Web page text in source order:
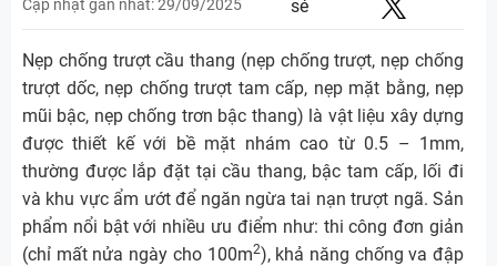
Cập nhật gần nhất: 29/09/2025
sẻ
Nẹp chống trượt cầu thang (nẹp chống trượt, nẹp chống
trượt dốc, nẹp chống trượt tam cấp, nẹp mặt bằng, nẹp
mũi bậc, nẹp chống trơn bậc thang) là vật liệu xây dựng
được thiết kế với bề mặt nhám cao từ 0.5 – 1mm,
thường được lắp đặt tại cầu thang, bậc tam cấp, lối đi
và khu vực ẩm ướt để ngăn ngừa tai nạn trượt ngã. Sản
phẩm nổi bật với nhiều ưu điểm như: thi công đơn giản
(chỉ mất nửa ngày cho 100m2), khả năng chống va đập